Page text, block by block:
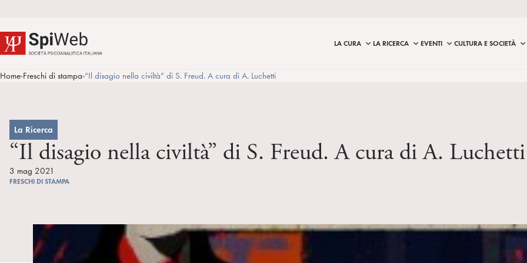
LA CURA LA RICERCA EVENTI CULTURA E SOCIETÀ
Home>Freschi di stampa>“Il disagio nella civiltà” di S. Freud. A cura di A. Luchetti
La Ricerca
“Il disagio nella civiltà” di S. Freud. A cura di A. Luchetti
3 mag 2021
FRESCHI DI STAMPA